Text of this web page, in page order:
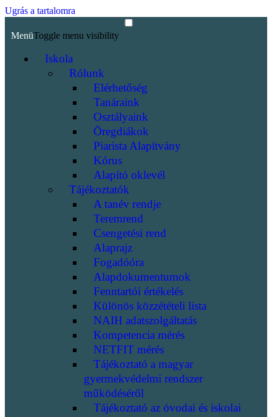
Ugrás a tartalomra
MenüToggle menu visibility
Iskola
Rólunk
Elérhetőség
Tanáraink
Osztályaink
Öregdiákok
Piarista Alapítvány
Kórus
Alapító oklevél
Tájékoztatók
A tanév rendje
Teremrend
Csengetési rend
Alaprajz
Fogadóóra
Alapdokumentumok
Fenntartói értékelés
Különös közzétételi lista
NAIH adatszolgáltatás
Kompetencia mérés
NETFIT mérés
Tájékoztató a magyar
gyermekvédelmi rendszer
működéséről
Tájékoztató az óvodai és iskolai